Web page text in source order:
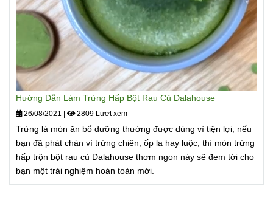
Hướng Dẫn Làm Trứng Hấp Bột Rau Củ Dalahouse
26/08/2021 2809 Lượt xem
Trứng là món ăn bổ dưỡng thường được dùng vì tiện lợi, nếu
bạn đã phát chán vì trứng chiên, ốp la hay luộc, thì món trứng
hấp trộn bột rau củ Dalahouse thơm ngon này sẽ đem tới cho
bạn một trải nghiệm hoàn toàn mới.